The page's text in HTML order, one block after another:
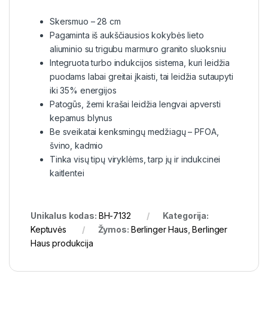
Skersmuo – 28 cm
Pagaminta iš aukščiausios kokybės lieto
aliuminio su trigubu marmuro granito sluoksniu
Integruota turbo indukcijos sistema, kuri leidžia
puodams labai greitai įkaisti, tai leidžia sutaupyti
iki 35% energijos
Patogūs, žemi krašai leidžia lengvai apversti
kepamus blynus
Be sveikatai kenksmingų medžiagų – PFOA,
švino, kadmio
Tinka visų tipų viryklėms, tarp jų ir indukcinei
kaitlentei
Unikalus kodas: BH-7132
Kategorija:
Keptuvės
Žymos: Berlinger Haus ,Berlinger
Haus produkcija